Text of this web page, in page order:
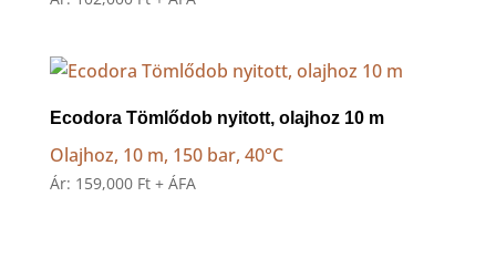
Ecodora Tömlődob nyitott, olajhoz 10 m
Olajhoz, 10 m, 150 bar, 40°C
Ár: 159,000 Ft + ÁFA